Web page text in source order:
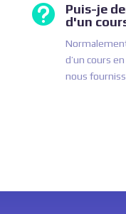

Puis-je
d'un
d’un cours
nous